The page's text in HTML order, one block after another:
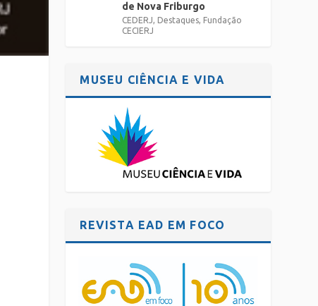
de Nova Friburgo
CEDERJ, Destaques, Fundação
CECIERJ
MUSEU CIÊNCIA E VIDA
REVISTA EAD EM FOCO